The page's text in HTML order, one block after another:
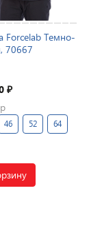
Forcelab Темно-
70667
₽
46 52 64